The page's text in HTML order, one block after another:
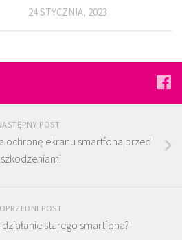
24 STYCZNIA, 2023
POST
ochronę ekranu smartfona przed
POST
starego smartfona?